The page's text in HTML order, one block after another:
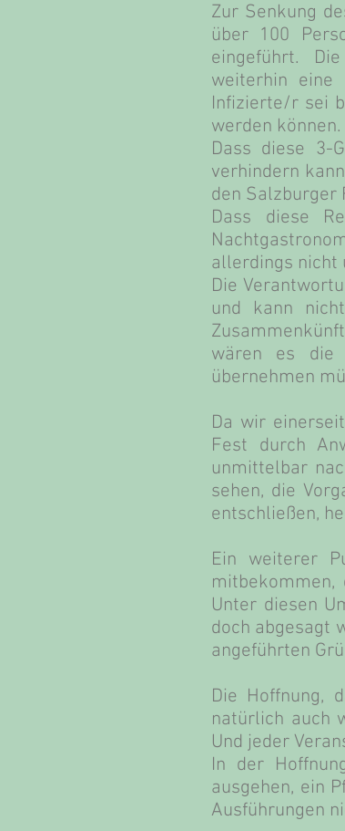
Zur Senkung
über 100
eingeführt.
weiterhin eine
Infizierte/r sei
werden können.
Dass diese 3-
verhindern
den Salzburger
Dass diese
allerdings nicht
Die
und kann
wären es die
übernehmen
Da wir
Fest durch
unmittelbar
sehen, die
entschließen,
Ein weiterer
Unter diesen
doch abgesagt
angeführten
Die Hoffnung,
natürlich auch
Und jeder
In der
ausgehen, ein
Ausführungen